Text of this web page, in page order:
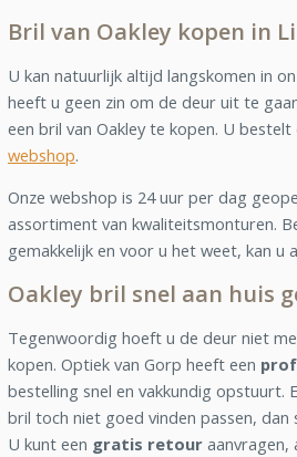
Bril van Oakley kopen in
U kan natuurlijk altijd langskomen in
heeft u geen zin om de deur uit te
een bril van Oakley te kopen. U
webshop.
Onze webshop is 24 uur per dag
assortiment van kwaliteitsmonturen.
gemakkelijk en voor u het weet, kan u
Oakley bril snel aan huis
Tegenwoordig hoeft u de deur niet
kopen. Optiek van Gorp heeft een
bestelling snel en vakkundig opstuurt.
bril toch niet goed vinden passen,
U kunt een gratis retour aanvragen,